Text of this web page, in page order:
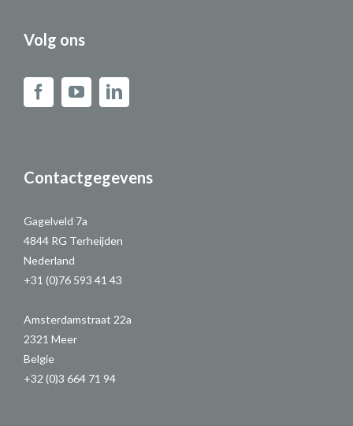
Volg ons
Contactgegevens
Gagelveld 7a
4844 RG Terheijden
Nederland
+31 (0)76 593 41 43
Amsterdamstraat 22a
2321 Meer
Belgie
+32 (0)3 664 71 94